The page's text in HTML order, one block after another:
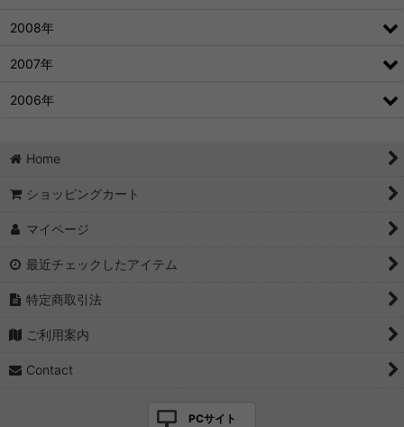
2008年
2007年
2006年
Home
ショッピングカート
マイページ
最近チェックしたアイテム
特定商取引法
ご利用案内
Contact
PCサイト